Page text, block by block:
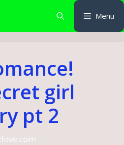
Menu
girl
pt 2